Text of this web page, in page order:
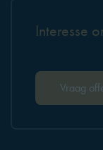
Interesse
Vraag